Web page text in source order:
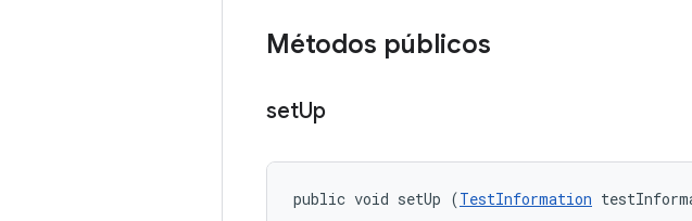
Métodos públicos
setUp
public void setUp (TestInformation